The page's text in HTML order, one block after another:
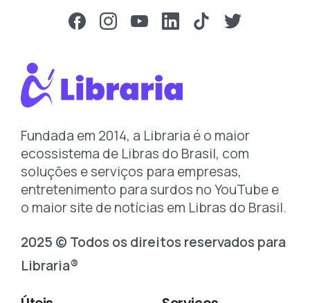
Fundada em 2014, a Libraria é o maior
ecossistema de Libras do Brasil, com
soluções e serviços para empresas,
entretenimento para surdos no YouTube e
o maior site de notícias em Libras do Brasil.
2025 © Todos os direitos reservados para
Libraria®